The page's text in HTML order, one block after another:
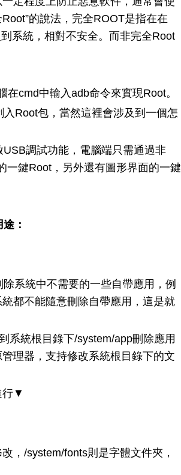
的說法，完全ROOT是指在在
系統，相對不安全。而非完全Root
cmd中輸入adb命令來實現Root。
Root包，當然這裡會涉及到一個怎
調試功能，電腦端只需通過非
一鍵Root，另外還有圖形界面的一鍵
：
系統中不需要的一些自帶應用，例
都不能隨意刪除自帶應用，這是就
統根目錄下/system/app刪除應用
理器，支持修改系統根目錄下的文
行▼
/system/fonts則是字體文件夾，